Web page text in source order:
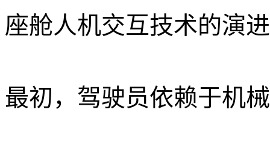
座舱人机交互技术的演
最初，驾驶员依赖于机